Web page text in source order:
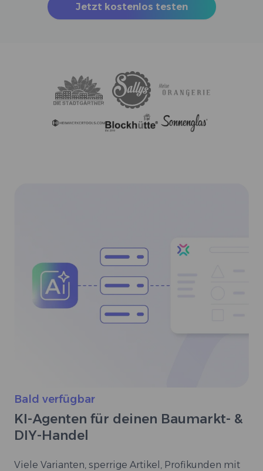
Jetzt kostenlos testen
Bald verfügbar
KI-Agenten für deinen Baumarkt- &
DIY-Handel
Viele Varianten, sperrige Artikel, Profikunden mit